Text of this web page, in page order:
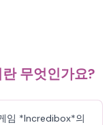
무엇인가요?
임 *Incredibox*의